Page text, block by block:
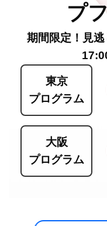
プ
期間限定！見
東京
プログラム
大阪
プログラム